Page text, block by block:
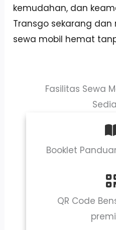
kemudahan, dan
Transgo sekarang
sewa mobil hemat
Fasilitas Sewa
Booklet
QR Code